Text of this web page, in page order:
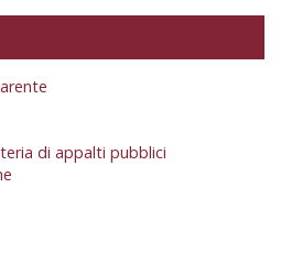
di appalti pubblici